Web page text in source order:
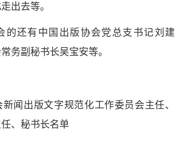
出去等。
的还有中国出版协会党总支书记刘建
务副秘书长吴宝安等。
闻出版文字规范化工作委员会主任、
、秘书长名单